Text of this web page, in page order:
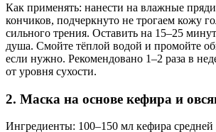
Как применять: нанести на влажные
кончиков, подчеркнуто не трогаем кожу
сильного трения. Оставить на 15–25
душа. Смойте тёплой водой и промойте
если нужно. Рекомендовано 1–2 раза в
от уровня сухости.
2. Маска на основе кефира и
Ингредиенты: 100–150 мл кефира